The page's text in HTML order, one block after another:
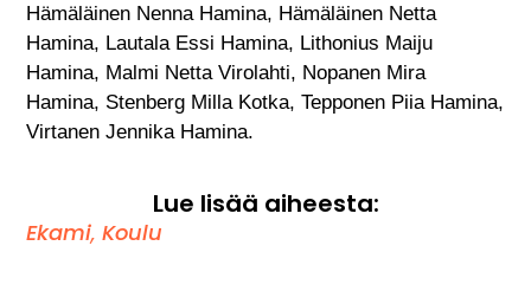
Hämäläinen Nenna Hamina, Hämäläinen Netta
Hamina, Lautala Essi Hamina, Lithonius Maiju
Hamina, Malmi Netta Virolahti, Nopanen Mira
Hamina, Stenberg Milla Kotka, Tepponen Piia Hamina,
Virtanen Jennika Hamina.
Lue lisää aiheesta:
Ekami,Koulu